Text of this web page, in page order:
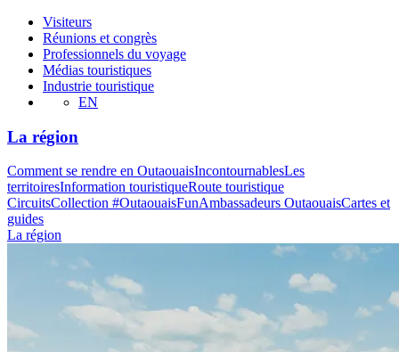
Visiteurs
Réunions et congrès
Professionnels du voyage
Médias touristiques
Industrie touristique
EN
La région
Comment se rendre en OutaouaisIncontournablesLes
territoiresInformation touristiqueRoute touristique
CircuitsCollection #OutaouaisFunAmbassadeurs OutaouaisCartes et
guides
La région